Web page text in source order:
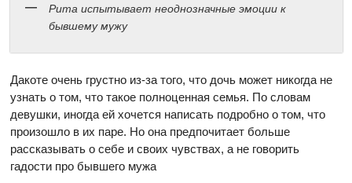
Рита испытывает неоднозначные эмоции к
бывшему мужу
Дакоте очень грустно из-за того, что дочь может никогда не
узнать о том, что такое полноценная семья. По словам
девушки, иногда ей хочется написать подробно о том, что
произошло в их паре. Но она предпочитает больше
рассказывать о себе и своих чувствах, а не говорить
гадости про бывшего мужа